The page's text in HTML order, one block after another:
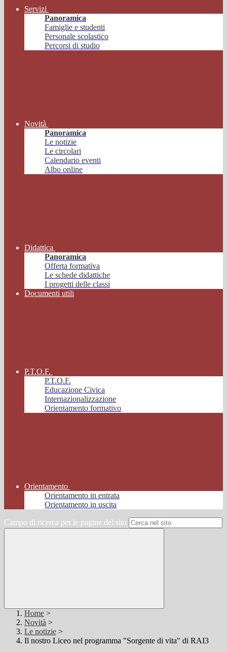
Servizi
Panoramica
Famiglie e studenti
Personale scolastico
Percorsi di studio
Novità
Panoramica
Le notizie
Le circolari
Calendario eventi
Albo online
Didattica
Panoramica
Offerta formativa
Le schede didattiche
I progetti delle classi
Documenti utili
P.T.O.F.
P.T.O.F.
Educazione Civica
Internazionalizzazione
Orientamento formativo
Orientamento
Orientamento in entrata
Orientamento in uscita
Campo di ricerca per le pagine del sito
Home >
Novità >
Le notizie >
Il nostro Liceo nel programma "Sorgente di vita" di RAI3